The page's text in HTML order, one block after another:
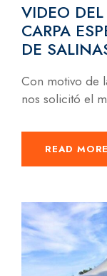
VIDEO
CARPA
DE
Con motivo de
nos solicitó el
READ MORE